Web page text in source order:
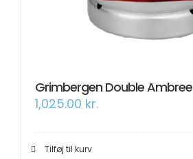
Grimbergen Double Ambree
1,025.00 kr.
Tilføj til kurv